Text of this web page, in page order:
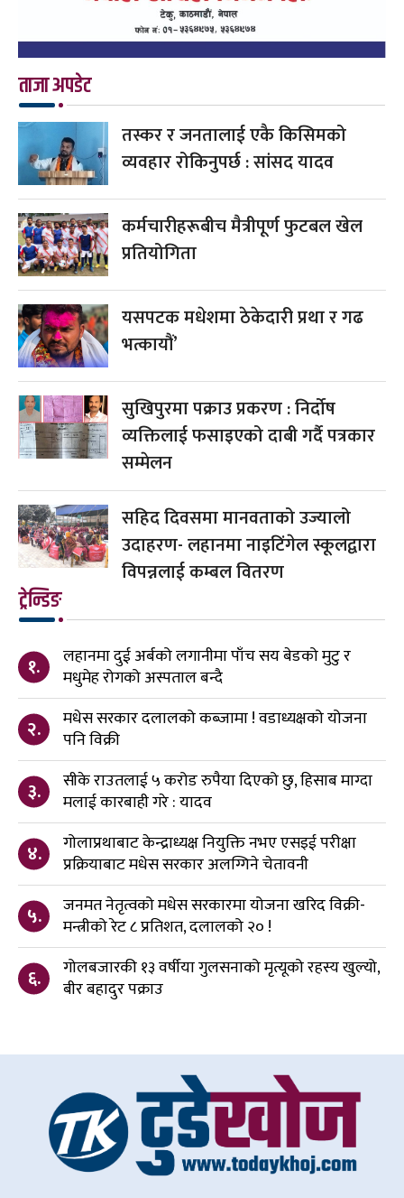
ताजा अपडेट
तस्कर र जनतालाई एकै किसिमको
व्यवहार रोकिनुपर्छ : सांसद यादव
कर्मचारीहरूबीच मैत्रीपूर्ण फुटबल खेल
प्रतियोगिता
यसपटक मधेशमा ठेकेदारी प्रथा र गढ
भत्कायौं’
सुखिपुरमा पक्राउ प्रकरण : निर्दोष
व्यक्तिलाई फसाइएको दाबी गर्दै पत्रकार
सम्मेलन
सहिद दिवसमा मानवताको उज्यालो
उदाहरण- लहानमा नाइटिंगेल स्कूलद्वारा
विपन्नलाई कम्बल वितरण
ट्रेन्डिङ
१.
लहानमा दुई अर्बको लगानीमा पाँच सय बेडको मुटु र
मधुमेह रोगको अस्पताल बन्दै
२.
मधेस सरकार दलालको कब्जामा ! वडाध्यक्षको योजना
पनि विक्री
३.
सीके राउतलाई ५ करोड रुपैया दिएको छु, हिसाब माग्दा
मलाई कारबाही गरे : यादव
४.
गोलाप्रथाबाट केन्द्राध्यक्ष नियुक्ति नभए एसइई परीक्षा
प्रक्रियाबाट मधेस सरकार अलग्गिने चेतावनी
५.
जनमत नेतृत्वको मधेस सरकारमा योजना खरिद विक्री-
मन्त्रीको रेट ८ प्रतिशत, दलालको २० !
६.
गोलबजारकी १३ वर्षीया गुलसनाको मृत्यूको रहस्य खुल्यो,
बीर बहादुर पक्राउ